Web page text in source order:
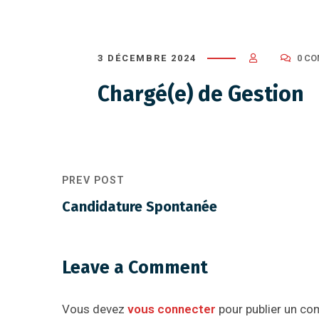
3 DÉCEMBRE 2024 0
Chargé(e) de Gestion
PREV POST
Candidature Spontanée
Leave a Comment
Vous devez vous connecter pour publier un